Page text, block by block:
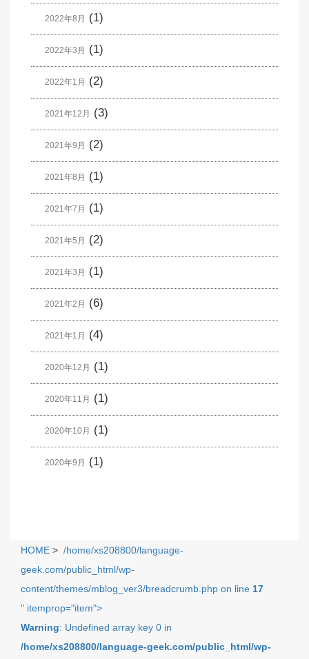
2022年8月 (1)
2022年3月 (1)
2022年1月 (2)
2021年12月 (3)
2021年9月 (2)
2021年8月 (1)
2021年7月 (1)
2021年5月 (2)
2021年3月 (1)
2021年2月 (6)
2021年1月 (4)
2020年12月 (1)
2020年11月 (1)
2020年10月 (1)
2020年9月 (1)
HOME > /home/xs208800/language-
geek.com/public_html/wp-
content/themes/mblog_ver3/breadcrumb.php on line 17
" itemprop="item">
Warning: Undefined array key 0 in
/home/xs208800/language-geek.com/public_html/wp-